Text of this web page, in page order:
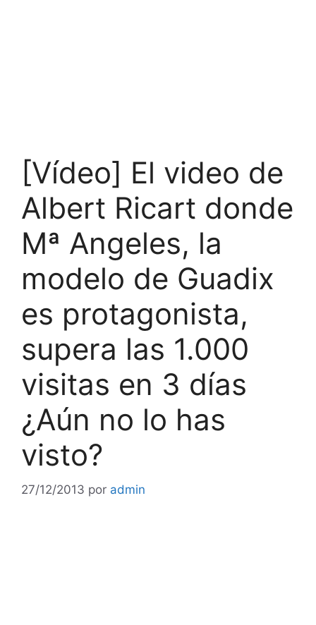
[Vídeo] El video de
Albert Ricart donde
Mª Angeles, la
modelo de Guadix
es protagonista,
supera las 1.000
visitas en 3 días
¿Aún no lo has
visto?
27/12/2013 por admin